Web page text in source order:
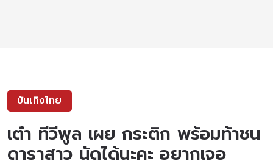
บันเทิงไทย
เต๋า ทีวีพูล เผย กระติก พร้อมท้าชน
ดาราสาว นัดได้นะคะ อยากเจอ